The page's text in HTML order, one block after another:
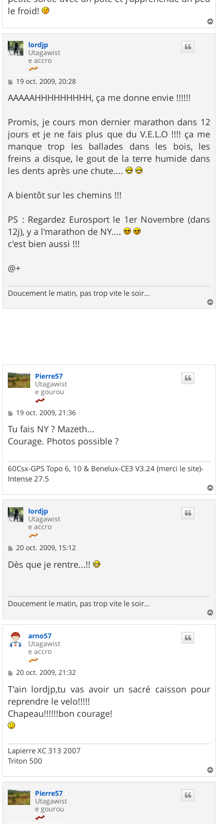
le froid!
a
lordjp
Utagawist
e accro
M
s
s
g
e
19 oct. 2009, 20:28
AAAAAHHHHHHHHH, ça me donne envie !!!!!!
Promis, je cours mon dernier marathon dans 12
jours et je ne fais plus que du V.E.L.O !!!! ça me
manque trop les ballades dans les bois, les
freins a disque, le gout de la terre humide dans
les dents après une chute....
A bientôt sur les chemins !!!
PS : Regardez Eurosport le 1er Novembre (dans
12j), y a l'marathon de NY....
c'est bien aussi !!!
@+
Doucement le matin, pas trop vite le soir...
a
Pierre57
Utagawist
e gourou
M
s
s
a
19 oct. 2009, 21:36
Tu fais NY ? Mazeth...
Courage. Photos possible ?
60Csx-GPS Topo 6, 10 & Benelux-CE3 V3.24 (merci le site)-
Intense 27.5
a
lordjp
Utagawist
e accro
M
s
s
20 oct. 2009, 15:12
Dès que je rentre...!!
Doucement le matin, pas trop vite le soir...
a
arno57
Utagawist
e accro
M
s
s
a
g
e
20 oct. 2009, 21:32
T'ain lordjp,tu vas avoir un sacré caisson pour
reprendre le velo!!!!!
Chapeau!!!!!!bon courage!
Lapierre XC 313 2007
Triton 500
a
Pierre57
Utagawist
e gourou